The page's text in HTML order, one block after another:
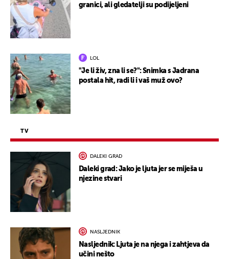
granici, ali gledatelji su podijeljeni
LOL
"Je li živ, zna li se?": Snimka s Jadrana
postala hit, radi li i vaš muž ovo?
TV
DALEKI GRAD
Daleki grad: Jako je ljuta jer se miješa u
njezine stvari
NASLJEDNIK
Nasljednik: Ljuta je na njega i zahtjeva da
učini nešto